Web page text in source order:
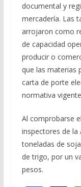
documental y
mercadería. Las
arrojaron como
de capacidad
producir o
que las materias
carta de porte
normativa
Al comprobarse
inspectores de la
toneladas de
de trigo, por un
pesos.